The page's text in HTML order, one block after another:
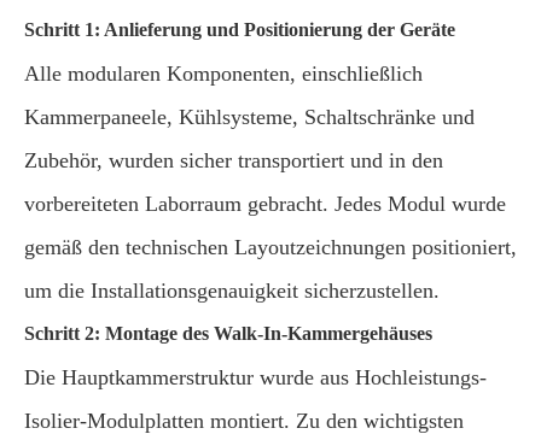
Schritt 1: Anlieferung und Positionierung der Geräte
Alle modularen Komponenten, einschließlich
Kammerpaneele, Kühlsysteme, Schaltschränke und
Zubehör, wurden sicher transportiert und in den
vorbereiteten Laborraum gebracht. Jedes Modul wurde
gemäß den technischen Layoutzeichnungen positioniert,
um die Installationsgenauigkeit sicherzustellen.
Schritt 2: Montage des Walk-In-Kammergehäuses
Die Hauptkammerstruktur wurde aus Hochleistungs-
Isolier-Modulplatten montiert. Zu den wichtigsten